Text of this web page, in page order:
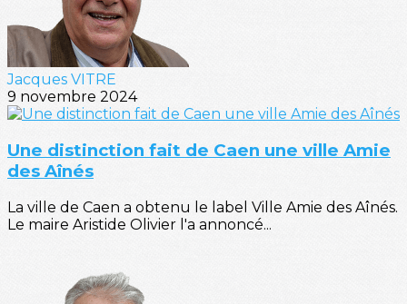
Jacques VITRE
9 novembre 2024
Une distinction fait de Caen une ville Amie
des Aînés
La ville de Caen a obtenu le label Ville Amie des Aînés.
Le maire Aristide Olivier l'a annoncé...